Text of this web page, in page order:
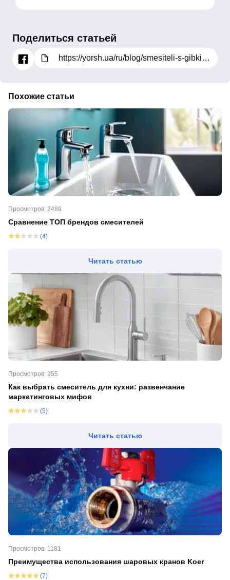
Поделиться статьей
https://yorsh.ua/ru/blog/smesiteli-s-gibkim-izlivom-plyusy-i-minusy
Похожие статьи
Просмотров: 2489
Сравнение ТОП брендов смесителей
(4)
Читать статью
Просмотров: 955
Как выбрать смеситель для кухни: развенчание
маркетинговых мифов
(5)
Читать статью
Просмотров: 1181
Преимущества использования шаровых кранов Koer
(7)